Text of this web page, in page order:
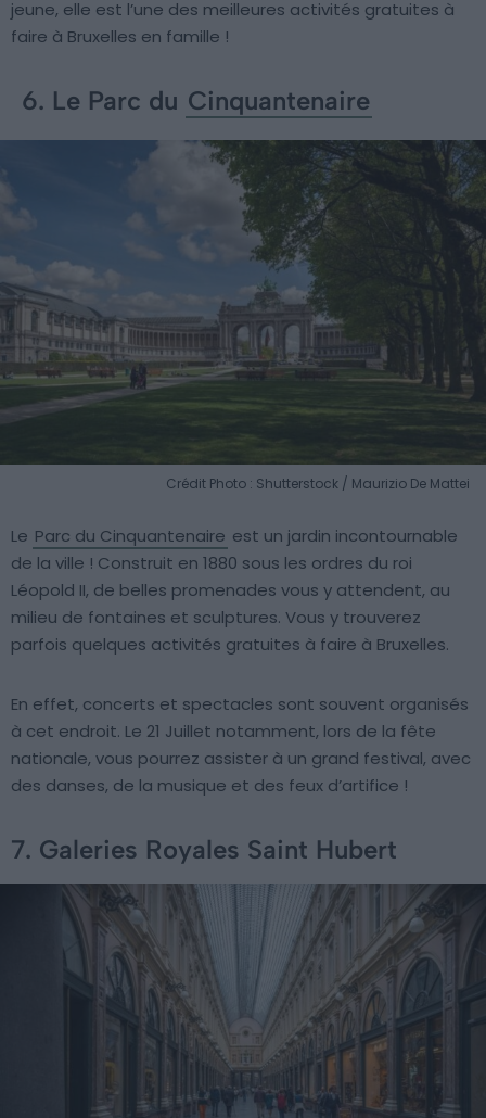
jeune, elle est l’une des meilleures activités gratuites à
faire à Bruxelles en famille !
6. Le Parc du Cinquantenaire
Crédit Photo : Shutterstock / Maurizio De Mattei
Le Parc du Cinquantenaire est un jardin incontournable
de la ville ! Construit en 1880 sous les ordres du roi
Léopold II, de belles promenades vous y attendent, au
milieu de fontaines et sculptures. Vous y trouverez
parfois quelques activités gratuites à faire à Bruxelles.
En effet, concerts et spectacles sont souvent organisés
à cet endroit. Le 21 Juillet notamment, lors de la fête
nationale, vous pourrez assister à un grand festival, avec
des danses, de la musique et des feux d’artifice !
7. Galeries Royales Saint Hubert